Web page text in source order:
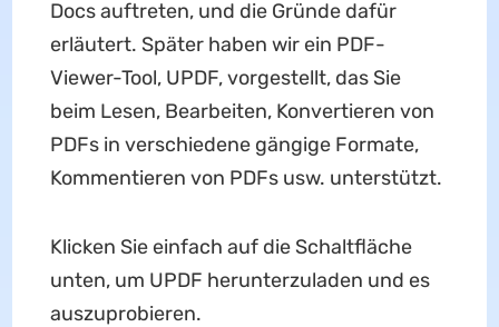
Docs auftreten, und die Gründe dafür
erläutert. Später haben wir ein PDF-
Viewer-Tool, UPDF, vorgestellt, das Sie
beim Lesen, Bearbeiten, Konvertieren von
PDFs in verschiedene gängige Formate,
Kommentieren von PDFs usw. unterstützt.
Klicken Sie einfach auf die Schaltfläche
unten, um UPDF herunterzuladen und es
auszuprobieren.